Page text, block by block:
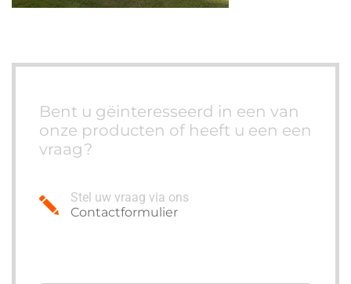
Bent u gëinteresseerd in een van
onze producten of heeft u een een
vraag?
Stel uw vraag via ons
Contactformulier